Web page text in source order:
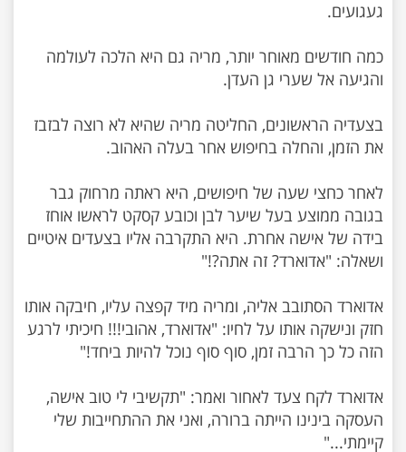
כמה חודשים מאוחר יותר, מריה גם היא הלכה לעולמה
בצעדיה הראשונים, החליטה מריה שהיא לא רוצה לבזבז
לאחר כחצי שעה של חיפושים, היא ראתה מרחוק גבר
בגובה ממוצע בעל שיער לבן וכובע קסקט לראשו אוחז
בידה של אישה אחרת. היא התקרבה אליו בצעדים איטיים
אדוארד הסתובב אליה, ומריה מיד קפצה עליו, חיבקה אותו
חזק ונישקה אותו על לחיו: "אדוארד, אהובי!!! חיכיתי לרגע
אדוארד לקח צעד לאחור ואמר: "תקשיבי לי טוב אישה,
העסקה בינינו הייתה ברורה, ואני את ההתחייבות שלי